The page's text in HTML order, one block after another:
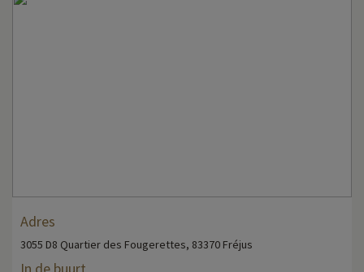
Adres
3055 D8 Quartier des Fougerettes, 83370 Fréjus
In de buurt